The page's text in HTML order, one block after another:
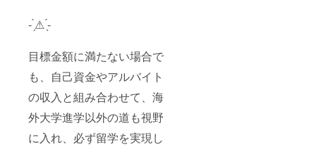
- ̗̀⚠︎ ̖́-
目標金額に満たない場合で
も、自己資金やアルバイト
の収入と組み合わせて、海
外大学進学以外の道も視野
に入れ、必ず留学を実現し